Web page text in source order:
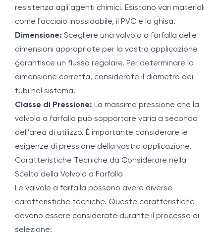
resistenza agli agenti chimici. Esistono vari materiali
come l'acciaio inossidabile, il PVC e la ghisa.
Dimensione: Scegliere una valvola a farfalla delle
dimensioni appropriate per la vostra applicazione
garantisce un flusso regolare. Per determinare la
dimensione corretta, considerate il diametro dei
tubi nel sistema.
Classe di Pressione: La massima pressione che la
valvola a farfalla può sopportare varia a seconda
dell'area di utilizzo. È importante considerare le
esigenze di pressione della vostra applicazione.
Caratteristiche Tecniche da Considerare nella
Scelta della Valvola a Farfalla
Le valvole a farfalla possono avere diverse
caratteristiche tecniche. Queste caratteristiche
devono essere considerate durante il processo di
selezione: